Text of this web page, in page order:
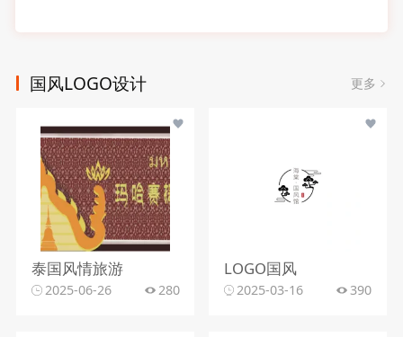
国风LOGO设计 更多
泰国风情旅游
2025-06-26 280
LOGO国风
2025-03-16 390